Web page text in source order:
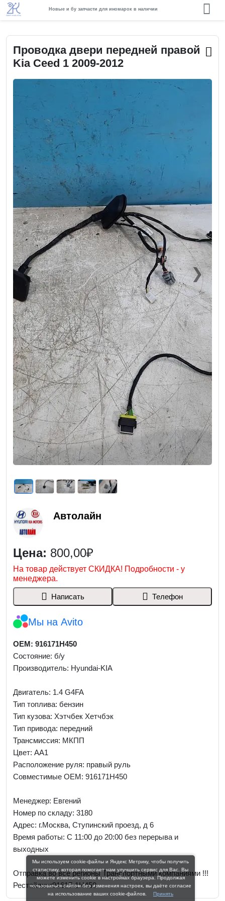
Новые и бу запчасти для иномарок в наличии
Проводка двери передней правой
Kia Ceed 1 2009-2012
❮Previous ❯Next
Автолайн
Цена: 800,00₽
На товар действует СКИДКА! Подробности - у
менеджера.
Написать Телефон
Мы на Avito
OEM: 916171H450
Состояние: б/у
Производитель: Hyundai-KIA
Двигатель: 1.4 G4FA
Тип топлива: бензин
Тип кузова: Хэтчбек Хетчбэк
Тип привода: передний
Трансмиссия: МКПП
Цвет: AA1
Расположение руля: правый руль
Совместимые OEM: 916171H450
Менеджер: Евгений
Номер по складу: 3180
Адрес: г.Москва, Ступинский проезд, д 6
Время работы: С 11:00 до 20:00 без перерыва и
выходных
Отправка во все регионы Транспортными компаниями !!!
Рестайлинг91617-1H450
Мы используем cookie-файлы и Яндекс Метрику, чтобы получить
статистику, которая помогает нам улучшить сервис для Вас. Вы
можете изменить cookie в настройках браузера. Продолжая
пользоваться сайтом без изменения настроек, вы даёте согласие
на использование ваших cookie-файлов.
Принять